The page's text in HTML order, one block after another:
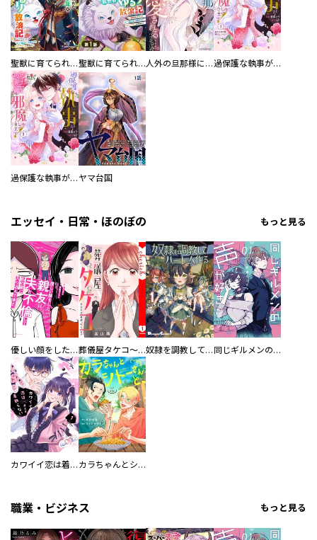
聖獣に育てられた少年の異世界ゆるり放浪記～神様からもらったチート魔法で、仲間たちとスローライフを満喫中～ 聖獣に育てられた少年の異世界ゆるり放浪記～神様からもらったチート魔法で、仲間たちとスローライフを満喫中～【分冊版】 人外の旦那様に娶られ毎晩ナカまで愛される…。アンソロジー 過保護な執事が私の婚活を邪魔してきます！ 分冊版
過保護な執事が私の婚活を邪魔してきます！ ヤマ台国
エッセイ・日常・ほのぼの もっと見る
優しい顔をした親友は、夫と不倫して私の家に入り込んできた。 葬儀屋タケコ～あなたの最期、叶えます【電子単行本版】 奴隷を調教してハーレム作る 同じギルメンの声が好き
カワイイ恋は着飾らない カラちゃんとシトーさんと、 【分冊版】
職業・ビジネス もっと見る